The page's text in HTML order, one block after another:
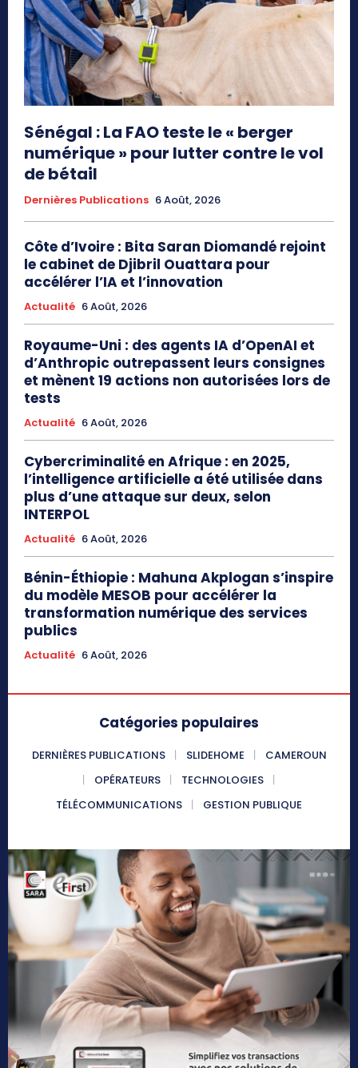
Sénégal : La FAO teste le « berger
numérique » pour lutter contre le vol
de bétail
Dernières Publications 6 Août, 2026
Côte d’Ivoire : Bita Saran Diomandé rejoint
le cabinet de Djibril Ouattara pour
accélérer l’IA et l’innovation
Actualité 6 Août, 2026
Royaume-Uni : des agents IA d’OpenAI et
d’Anthropic outrepassent leurs consignes
et mènent 19 actions non autorisées lors de
tests
Actualité 6 Août, 2026
Cybercriminalité en Afrique : en 2025,
l’intelligence artificielle a été utilisée dans
plus d’une attaque sur deux, selon
INTERPOL
Actualité 6 Août, 2026
Bénin-Éthiopie : Mahuna Akplogan s’inspire
du modèle MESOB pour accélérer la
transformation numérique des services
publics
Actualité 6 Août, 2026
Catégories populaires
DERNIÈRES PUBLICATIONS SLIDEHOME
CAMEROUN
OPÉRATEURS
TECHNOLOGIES
TÉLÉCOMMUNICATIONS
GESTION PUBLIQUE